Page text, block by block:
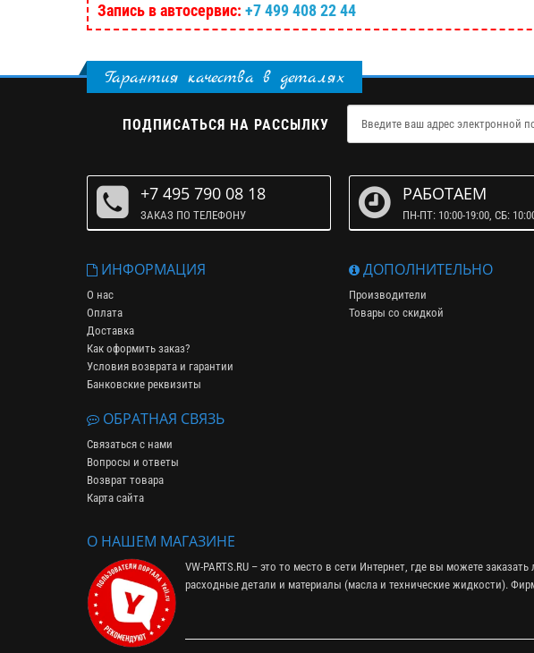
Запись в автосервис: +7 499 408 22 44
Гарантия качества в деталях
ПОДПИСАТЬСЯ НА РАССЫЛКУ
+7 495 790 08 18
ЗАКАЗ ПО ТЕЛЕФОНУ
РАБОТАЕМ
ПН-ПТ: 10:00-19:00, СБ:
ИНФОРМАЦИЯ
О нас
Оплата
Доставка
Как оформить заказ?
Условия возврата и гарантии
Банковские реквизиты
ОБРАТНАЯ СВЯЗЬ
Связаться с нами
Вопросы и ответы
Возврат товара
Карта сайта
ДОПОЛНИТЕЛЬНО
Производители
Товары со скидкой
О НАШЕМ МАГАЗИНЕ
VW-PARTS.RU – это то место в сети Интернет, где вы можете
расходные детали и материалы (масла и технические жидкости).